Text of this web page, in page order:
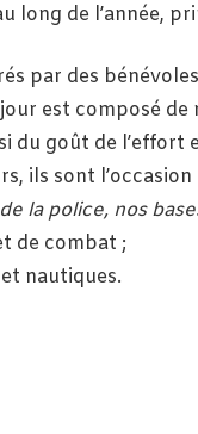
long de l’année,
par des
est composé
du goût de
ils sont
la police, nos
de combat ;
nautiques.